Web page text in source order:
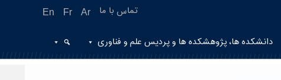
En Fr Ar تماس با ما
دانشکده ها، پژوهشکده ها و پردیس علم و فناوری